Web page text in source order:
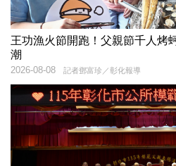
王功漁火節開跑！父親節千人
潮
記者鄧富珍／彰化報導
2026-08-08